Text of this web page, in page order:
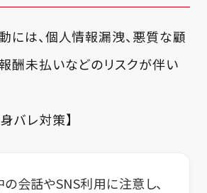
には、個人情報漏洩、悪質な顧
報酬未払いなどのリスクが伴い
バレ対策】
の会話やSNS利用に注意し、